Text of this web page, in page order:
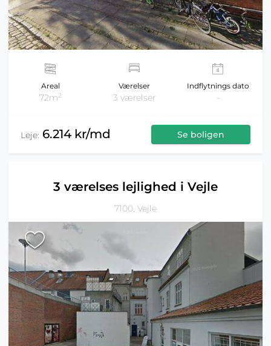
Areal
72m2
Værelser
3 værelser
Indflytnings dato
-
Leje: 6.214 kr/md Se boligen
3 værelses lejlighed i Vejle
7100, Vejle